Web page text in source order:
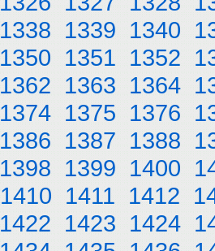
1338 1339 1340
1350 1351 1352
1362 1363 1364
1374 1375 1376
1386 1387 1388
1398 1399 1400
1410 1411 1412
1422 1423 1424